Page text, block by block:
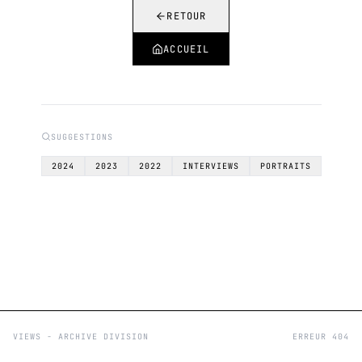
RETOUR
ACCUEIL
SUGGESTIONS
2024 2023 2022 INTERVIEWS PORTRAITS
VIEWS - ARCHIVE DIVISION ERREUR 404